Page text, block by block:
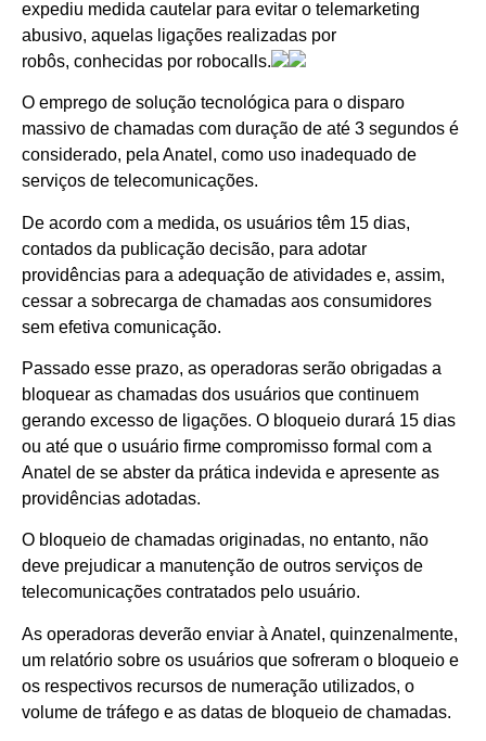
expediu medida cautelar para evitar o telemarketing
abusivo, aquelas ligações realizadas por
robôs, conhecidas por robocalls.
O emprego de solução tecnológica para o disparo
massivo de chamadas com duração de até 3 segundos é
considerado, pela Anatel, como uso inadequado de
serviços de telecomunicações.
De acordo com a medida, os usuários têm 15 dias,
contados da publicação decisão, para adotar
providências para a adequação de atividades e, assim,
cessar a sobrecarga de chamadas aos consumidores
sem efetiva comunicação.
Passado esse prazo, as operadoras serão obrigadas a
bloquear as chamadas dos usuários que continuem
gerando excesso de ligações. O bloqueio durará 15 dias
ou até que o usuário firme compromisso formal com a
Anatel de se abster da prática indevida e apresente as
providências adotadas.
O bloqueio de chamadas originadas, no entanto, não
deve prejudicar a manutenção de outros serviços de
telecomunicações contratados pelo usuário.
As operadoras deverão enviar à Anatel, quinzenalmente,
um relatório sobre os usuários que sofreram o bloqueio e
os respectivos recursos de numeração utilizados, o
volume de tráfego e as datas de bloqueio de chamadas.